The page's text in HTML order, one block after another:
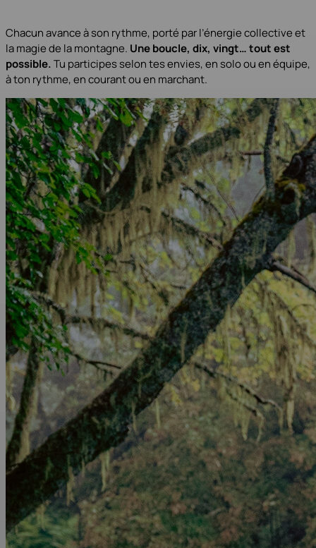
Chacun avance à son rythme, porté par l’énergie collective et
la magie de la montagne. Une boucle, dix, vingt… tout est
possible.Tu participes selon tes envies, en solo ou en équipe,
à ton rythme, en courant ou en marchant.